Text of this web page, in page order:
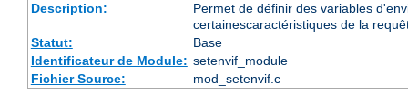
Description:
Permet de définir des variables
certainescaractéristiques de la
Statut:
Base
Identificateur de Module: setenvif_module
Fichier Source:
mod_setenvif.c